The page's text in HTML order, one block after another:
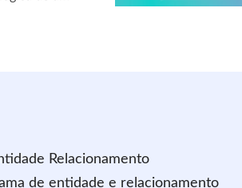
Relacionamento
de entidade e relacionamento